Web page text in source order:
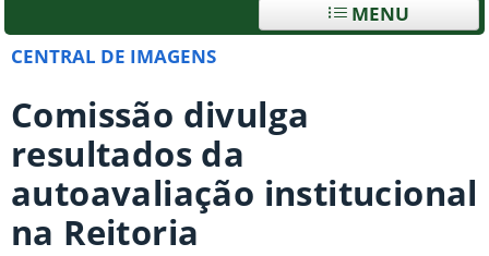
MENU
CENTRAL DE IMAGENS
Comissão divulga
resultados da
autoavaliação institucional
na Reitoria